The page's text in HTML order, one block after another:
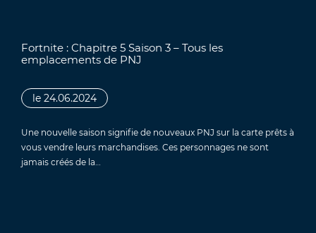
Fortnite : Chapitre 5 Saison 3 – Tous les
emplacements de PNJ
le 24.06.2024
Une nouvelle saison signifie de nouveaux PNJ sur la carte prêts à
vous vendre leurs marchandises. Ces personnages ne sont
jamais créés de la…